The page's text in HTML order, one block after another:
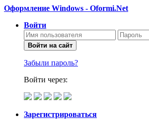
Оформление Windows - Oformi.Net
Войти
Войти на сайт
Забыли пароль?
Войти через:
Зарегистрироваться